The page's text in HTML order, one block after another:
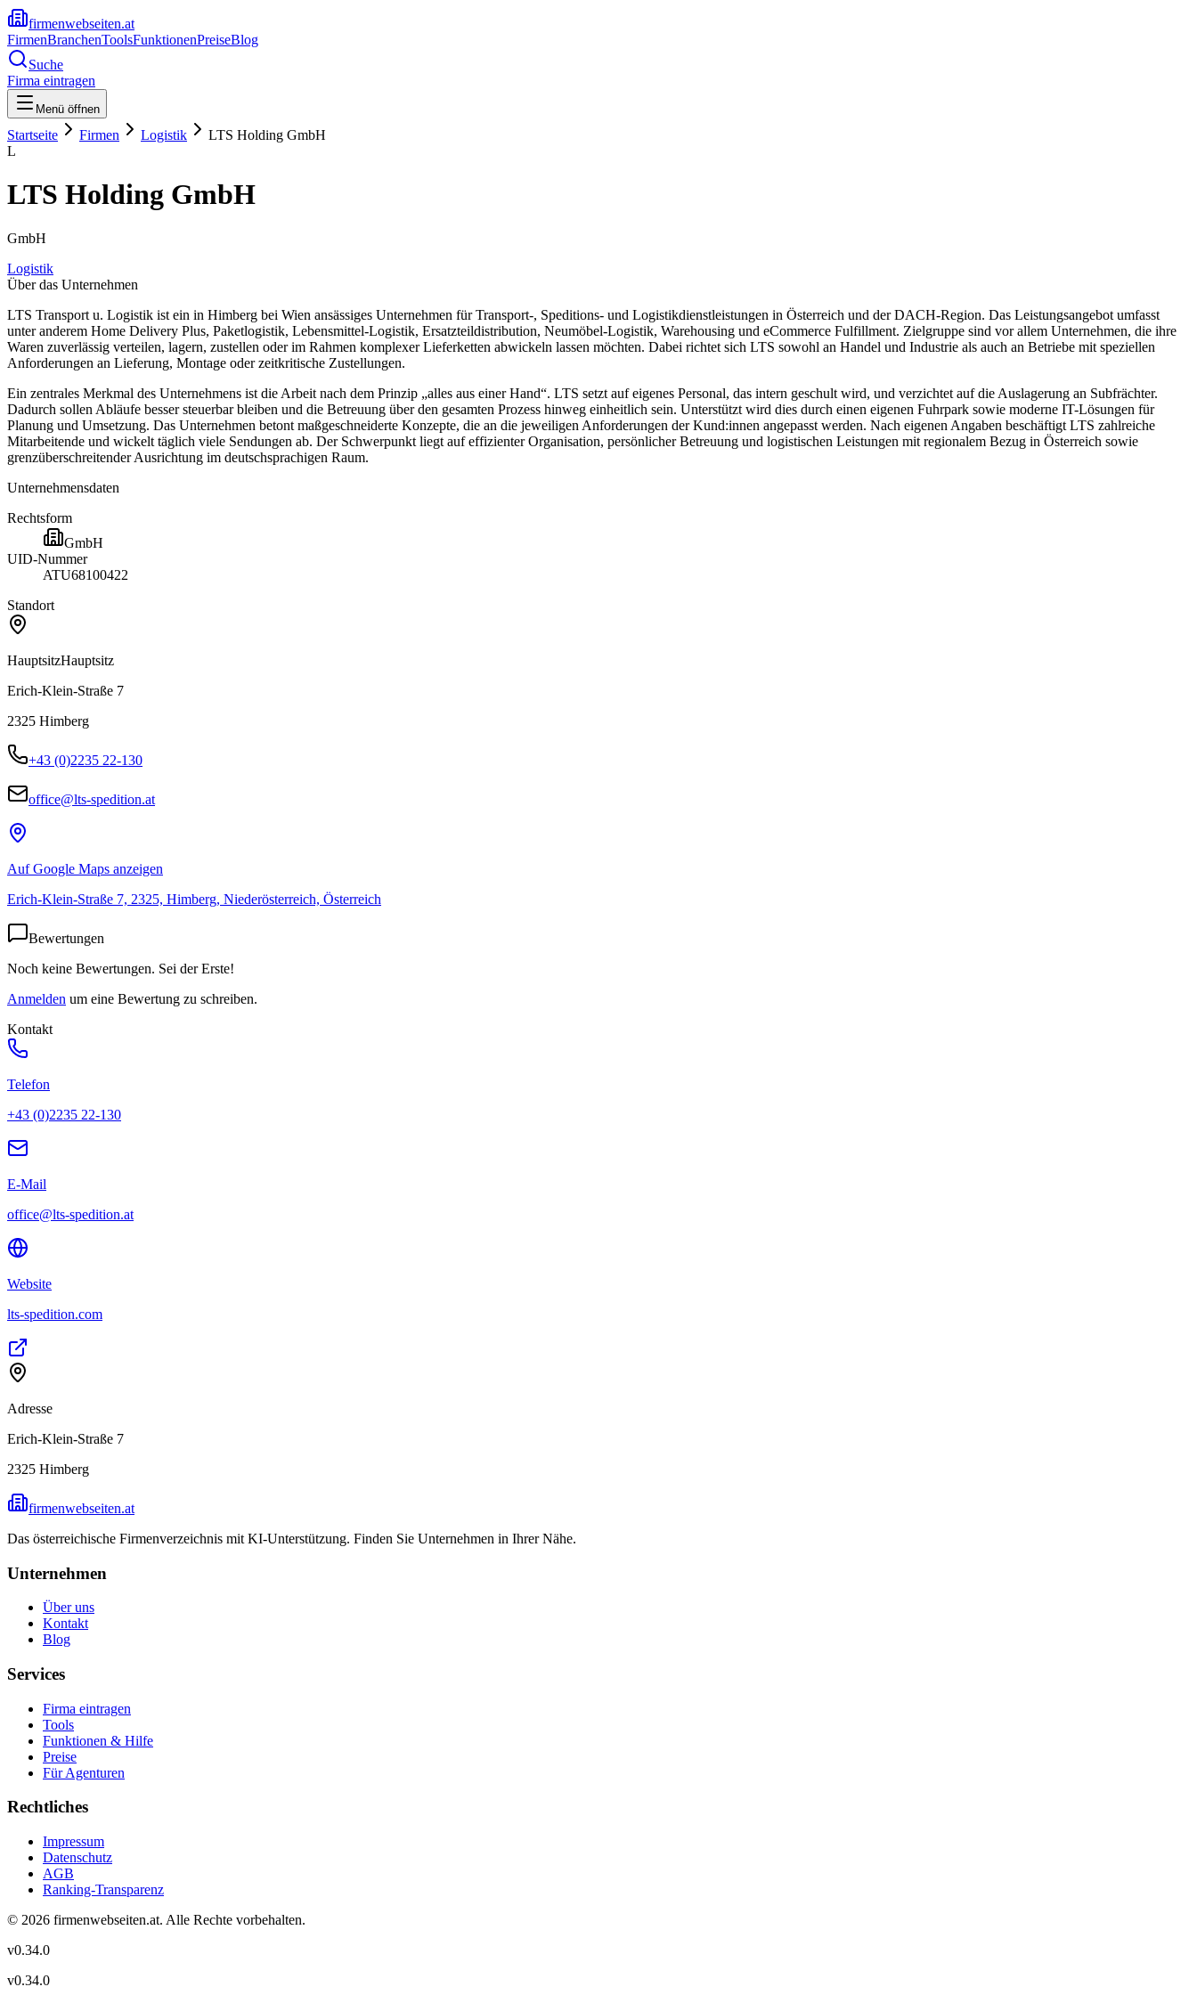
firmenwebseiten.at
FirmenBranchenToolsFunktionenPreiseBlog
Suche
Firma eintragen
Menü öffnen
Startseite Firmen Logistik
LTS Holding GmbH
L
LTS Holding GmbH
GmbH
Logistik
Über das Unternehmen
LTS Transport u. Logistik ist ein in Himberg bei Wien ansässiges Unternehmen für Transport-, Speditions- und Logistikdienstleistungen in Österreich und der DACH-Region. Das Leistungsangebot umfasst
unter anderem Home Delivery Plus, Paketlogistik, Lebensmittel-Logistik, Ersatzteildistribution, Neumöbel-Logistik, Warehousing und eCommerce Fulfillment. Zielgruppe sind vor allem Unternehmen, die ihre
Waren zuverlässig verteilen, lagern, zustellen oder im Rahmen komplexer Lieferketten abwickeln lassen möchten. Dabei richtet sich LTS sowohl an Handel und Industrie als auch an Betriebe mit speziellen
Anforderungen an Lieferung, Montage oder zeitkritische Zustellungen.
Ein zentrales Merkmal des Unternehmens ist die Arbeit nach dem Prinzip „alles aus einer Hand“. LTS setzt auf eigenes Personal, das intern geschult wird, und verzichtet auf die Auslagerung an Subfrächter.
Dadurch sollen Abläufe besser steuerbar bleiben und die Betreuung über den gesamten Prozess hinweg einheitlich sein. Unterstützt wird dies durch einen eigenen Fuhrpark sowie moderne IT-Lösungen für
Planung und Umsetzung. Das Unternehmen betont maßgeschneiderte Konzepte, die an die jeweiligen Anforderungen der Kund:innen angepasst werden. Nach eigenen Angaben beschäftigt LTS zahlreiche
Mitarbeitende und wickelt täglich viele Sendungen ab. Der Schwerpunkt liegt auf effizienter Organisation, persönlicher Betreuung und logistischen Leistungen mit regionalem Bezug in Österreich sowie
grenzüberschreitender Ausrichtung im deutschsprachigen Raum.
Unternehmensdaten
Rechtsform
GmbH
UID-Nummer
ATU68100422
Standort
HauptsitzHauptsitz
Erich-Klein-Straße 7
2325 Himberg
+43 (0)2235 22-130
office@lts-spedition.at
Auf Google Maps anzeigen
Erich-Klein-Straße 7, 2325, Himberg, Niederösterreich, Österreich
Bewertungen
Noch keine Bewertungen. Sei der Erste!
Anmelden um eine Bewertung zu schreiben.
Kontakt
Telefon
+43 (0)2235 22-130
E-Mail
office@lts-spedition.at
Website
lts-spedition.com
Adresse
Erich-Klein-Straße 7
2325 Himberg
firmenwebseiten.at
Das österreichische Firmenverzeichnis mit KI-Unterstützung. Finden Sie Unternehmen in Ihrer Nähe.
Unternehmen
Über uns
Kontakt
Blog
Services
Firma eintragen
Tools
Funktionen & Hilfe
Preise
Für Agenturen
Rechtliches
Impressum
Datenschutz
AGB
Ranking-Transparenz
© 2026 firmenwebseiten.at. Alle Rechte vorbehalten.
v0.34.0
v0.34.0